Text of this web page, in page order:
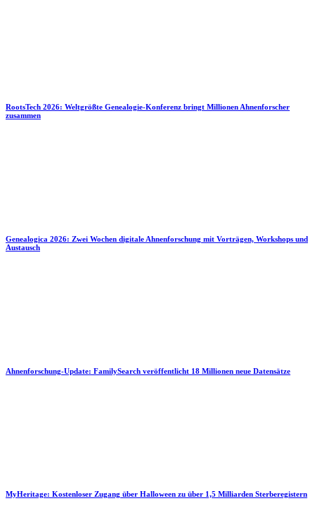
RootsTech 2026: Weltgrößte Genealogie-Konferenz bringt Millionen Ahnenforscher
zusammen
Genealogica 2026: Zwei Wochen digitale Ahnenforschung mit Vorträgen, Workshops und
Austausch
Ahnenforschung-Update: FamilySearch veröffentlicht 18 Millionen neue Datensätze
MyHeritage: Kostenloser Zugang über Halloween zu über 1,5 Milliarden Sterberegistern